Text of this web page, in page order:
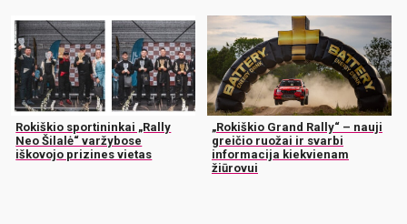
Rokiškio sportininkai „Rally
Neo Šilalė“ varžybose
iškovojo prizines vietas
„Rokiškio Grand Rally“ – nauji
greičio ruožai ir svarbi
informacija kiekvienam
žiūrovui